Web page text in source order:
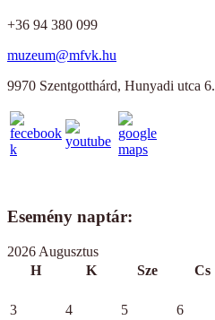
+36 94 380 099
muzeum@mfvk.hu
9970 Szentgotthárd, Hunyadi utca 6.
Esemény naptár:
2026 Augusztus
H
K Sze Cs
3
4 5 6